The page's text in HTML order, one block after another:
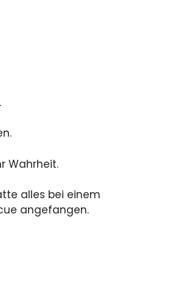
Wahrheit.
alles bei einem
angefangen.